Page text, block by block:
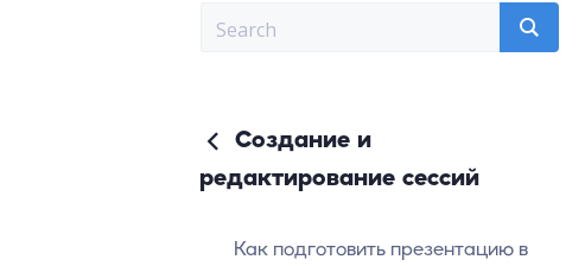
Создание и
редактирование сессий
Как подготовить презентацию в